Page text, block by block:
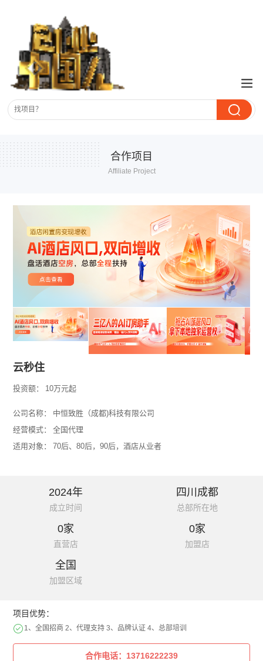
合作项目
Affiliate Project
云秒住
投资额： 10万元起
公司名称：
中恒致胜（成都)科技有限公司
经营模式：
全国代理
适用对象：
70后、80后，90后，酒店从业者
2024年
成立时间
四川成都
总部所在地
0家
直营店
0家
加盟店
全国
加盟区域
项目优势：
1、全国招商 2、代理支持 3、品牌认证 4、总部培训